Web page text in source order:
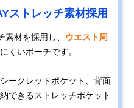
ストレッチ素材採用
材を採用し、 ウエスト周
くいポーチです。
ークレットポケット、背面
できるストレッチポケット